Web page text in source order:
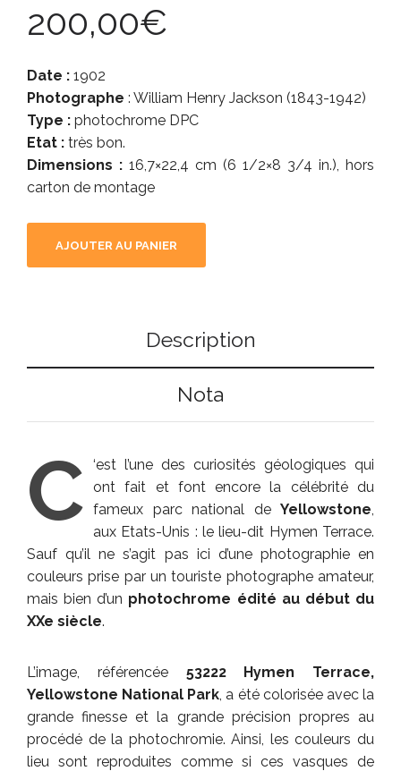
200,00€
Date : 1902
Photographe : William Henry Jackson (1843-1942)
Type : photochrome DPC
Etat : très bon.
Dimensions : 16,7×22,4 cm (6 1/2×8 3/4 in.), hors
carton de montage
AJOUTER AU PANIER
Description
Nota
C ‘est l’une des curiosités géologiques qui
ont fait et font encore la célébrité du
fameux parc national de Yellowstone
aux Etats-Unis : le lieu-dit Hymen Terrace.
Sauf qu’il ne s’agit pas ici d’une photographie en
couleurs prise par un touriste photographe amateur,
mais bien d’un photochrome édité au début du
XXe siècle.
L’image, référencée 53222 Hymen Terrace,
Yellowstone National Park , a été colorisée avec la
grande finesse et la grande précision propres au
procédé de la photochromie. Ainsi, les couleurs du
lieu sont reproduites comme si ces vasques de